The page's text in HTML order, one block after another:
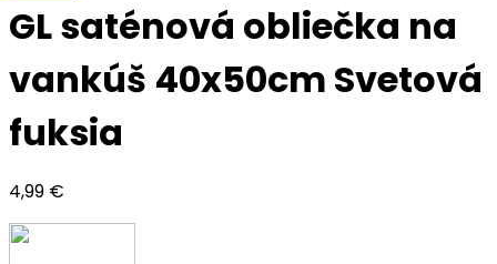
GL saténová obliečka na
vankúš 40x50cm Svetová
fuksia
4,99 €